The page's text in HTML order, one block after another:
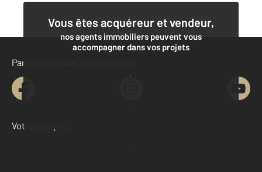
Vous êtes acquéreur et vendeur,
nos agents immobiliers peuvent vous
accompagner dans vos projets
Contacter l'agence
Demander une estimation
Parlons de vous, parlons biens
Votre compte :
Accéder à mon compte